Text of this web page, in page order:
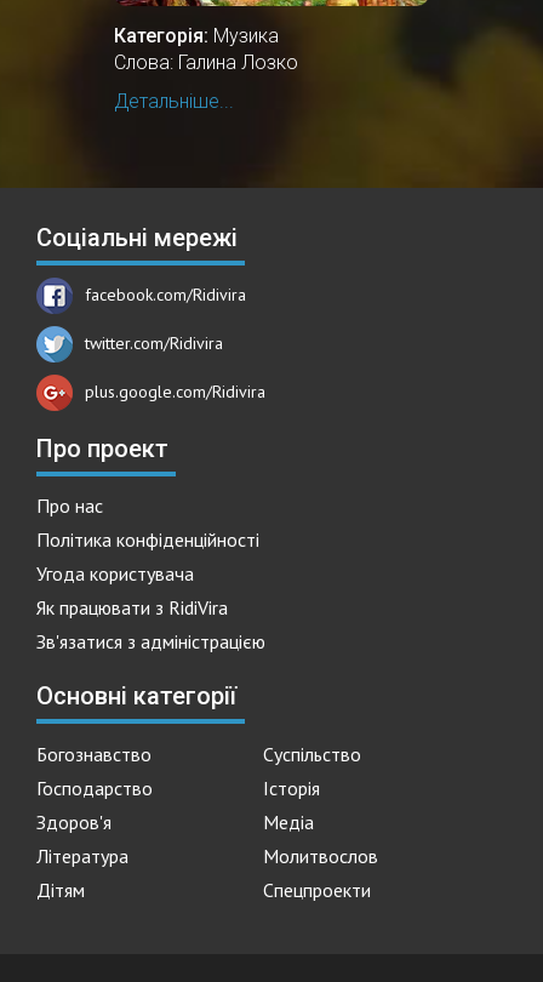
Категорія: Музика
Слова: Галина Лозко
Детальніше...
Соціальні мережі
facebook.com/Ridivira
twitter.com/Ridivira
plus.google.com/Ridivira
Про проект
Про нас
Політика конфіденційності
Угода користувача
Як працювати з RidiVira
Зв'язатися з адміністрацією
Основні категорії
Богознавство
Суспільство
Господарство
Історія
Здоров'я
Медіа
Література
Молитвослов
Дітям
Спецпроекти